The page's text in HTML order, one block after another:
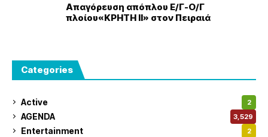
Απαγόρευση απόπλου Ε/Γ-Ο/Γ
πλοίου«ΚΡΗΤΗ ΙΙ» στον Πειραιά
Categories
Active 2
AGENDA 3,529
Entertainment 2